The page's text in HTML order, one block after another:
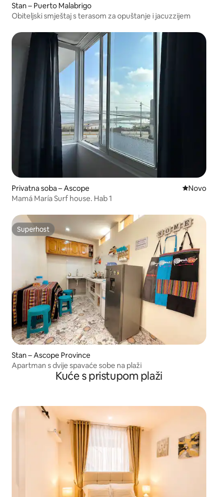
Stan – Puerto Malabrigo
Obiteljski smještaj s terasom za opuštanje i jacuzzijem
Privatna soba – Ascope Novi
Novo
Mamá María Surf house. Hab 1
Superhost
Superhost
Stan – Ascope Province
Apartman s dvije spavaće sobe na plaži
Kuće s pristupom plaži